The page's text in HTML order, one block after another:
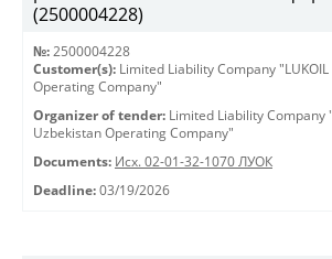
(2500004228)
№: 2500004228
Customer(s): Limited Liability Company
Operating Company"
Organizer of tender: Limited Liability Company
Uzbekistan Operating Company"
Documents: Исх. 02-01-32-1070 ЛУОК
Deadline: 03/19/2026